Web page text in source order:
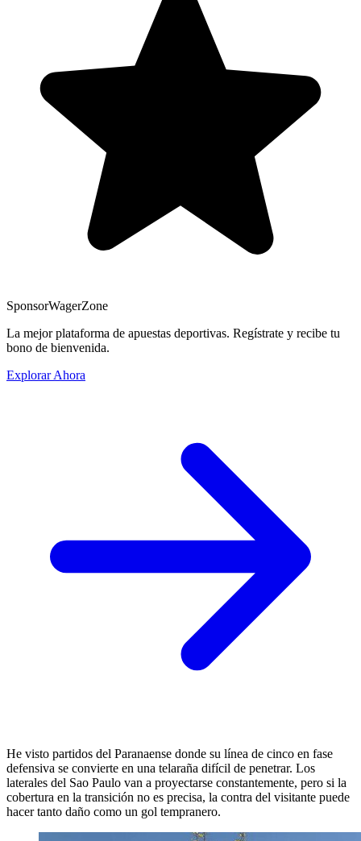
SponsorWagerZone
La mejor plataforma de apuestas deportivas. Regístrate y recibe tu
bono de bienvenida.
Explorar Ahora
He visto partidos del Paranaense donde su línea de cinco en fase
defensiva se convierte en una telaraña difícil de penetrar. Los
laterales del Sao Paulo van a proyectarse constantemente, pero si la
cobertura en la transición no es precisa, la contra del visitante puede
hacer tanto daño como un gol tempranero.